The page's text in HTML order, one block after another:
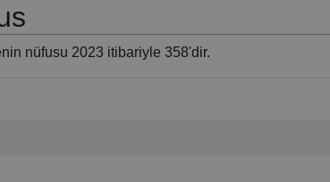
nüfusu 2023 itibariyle 358'dir.